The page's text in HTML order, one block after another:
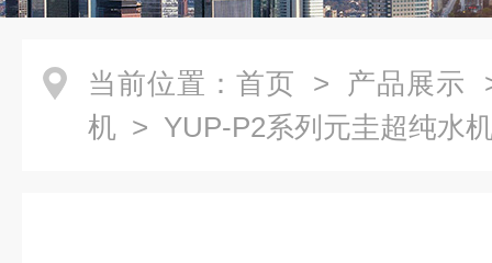
当前位置： 首页 > 产品展示
机 > YUP-P2系列元圭超纯水